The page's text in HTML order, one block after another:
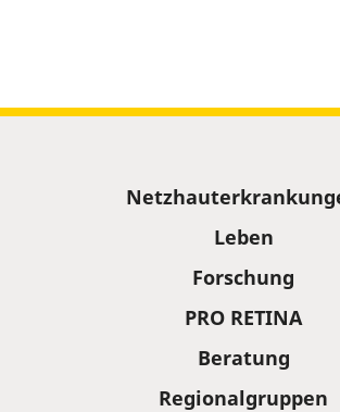
Leben
Forschung
PRO RETINA
Beratung
Regionalgruppen